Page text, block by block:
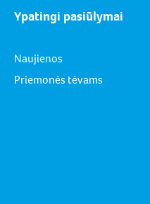
Ypatingi pasiūlymai
Naujienos
Priemonės tėvams